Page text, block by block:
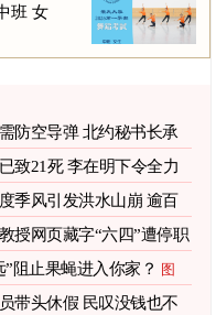
班 女
防空导弹 北约秘书长承
致21死 李在明下令全力
季风引发洪水山崩 逾百
授网页藏字“六四”遭停职
”阻止果蝇进入你家？ 图
带头休假 民叹没钱也不